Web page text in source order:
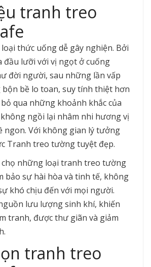
tranh treo
thức uống dễ gây nghiện. Bởi
đầu lưỡi với vị ngọt ở cuống
đời người, sau những lần vấp
bộn bề lo toan, suy tính thiệt hơn
qua những khoảnh khắc của
không ngồi lại nhâm nhi hương vị
ngon. Với không gian lý tưởng
Tranh treo tường tuyệt đẹp.
chọ những loại tranh treo tường
bảo sự hài hòa và tinh tế, không
khó chịu đến với mọi người.
lưu lượng sinh khí, khiến
tranh, được thư giãn và giảm
tranh treo